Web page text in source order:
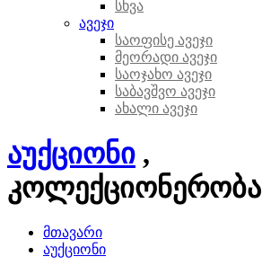
სხვა
ავეჯი
საოფისე ავეჯი
მეორადი ავეჯი
საოჯახო ავეჯი
საბავშვო ავეჯი
ახალი ავეჯი
აუქციონი ,
კოლექციონერობა
მთავარი
აუქციონი